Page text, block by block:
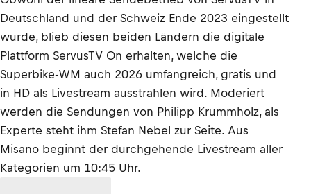
Deutschland und der Schweiz Ende 2023 eingestellt
wurde, blieb diesen beiden Ländern die digitale
Plattform ServusTV On erhalten, welche die
Superbike-WM auch 2026 umfangreich, gratis und
in HD als Livestream ausstrahlen wird. Moderiert
werden die Sendungen von Philipp Krummholz, als
Experte steht ihm Stefan Nebel zur Seite. Aus
Misano beginnt der durchgehende Livestream aller
Kategorien um 10:45 Uhr.